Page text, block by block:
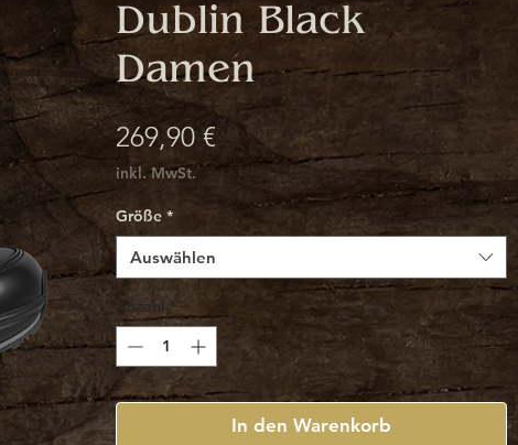
Dublin Black
Damen
269,90 € Preis
inkl. MwSt.
Größe *
Auswählen
Anzahl *
In den Warenkorb